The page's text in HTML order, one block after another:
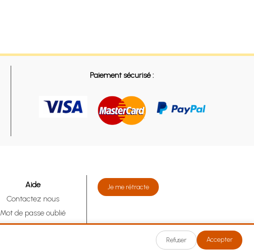
Paiement sécurisé :
Aide
Contactez nous
Mot de passe oublié
Je me rétracte
Je me rétracte
Refuser Accepter